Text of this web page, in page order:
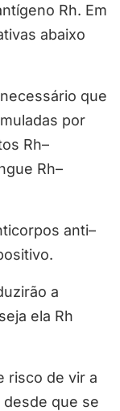
Rh. Em
abaixo
que
por
Rh–
Rh–
anti–
a
ela Rh
risco de vir a
que se